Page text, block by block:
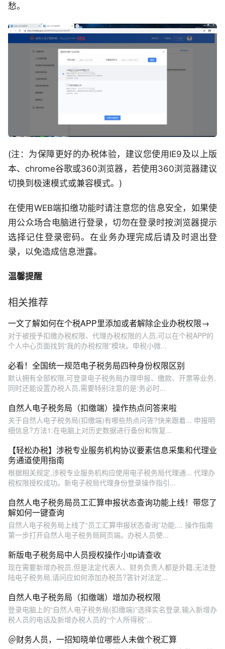
愁。
(注：为保障更好的办税体验，建议您使用IE9及以上版
本、chrome谷歌或360浏览器，若使用360浏览器建议
切换到极速模式或兼容模式。)
在使用WEB端扣缴功能时请注意您的信息安全，如果使
用公众场合电脑进行登录，切勿在登录时按浏览器提示
选择记住登录密码。在业务办理完成后请及时退出登
录，以免造成信息泄露。
温馨提醒
相关推荐
一文了解如何在个税APP里添加或者解除企业办税权限→
对于被授予扣缴办税权限、代理办税权限的人员,可以在个税APP的
个人中心页面找到“我的办税权限”模块。申税小微...
必看！全国统一规范电子税务局四种身份权限区别
默认拥有全部权限,可登录电子税务局办理申报、缴款、开票等业务,
同时还能设置办税人员,需要特别注意的是:务必时...
自然人电子税务局（扣缴端）操作热点问答来啦
关于自然人电子税务局(扣缴端)有哪些热点问答?快来跟着... 申报明
细信息?方法1:在电脑上对历史数据进行备份和恢复...
【轻松办税】涉税专业服务机构协议要素信息采集和代理业
务通道使用指南
根据相关规定,涉税专业服务机构应使用电子税务局代理通... 代理办
税权限授权成功。新电子税局代理身份登录操作指引...
自然人电子税务局员工汇算申报状态查询功能上线！带您了
解如何一键查询
自然人电子税务局上线了“员工汇算申报状态查询”功能,... 操作指南
第一步打开自然人电子税务局网页端。办税人员使...
新版电子税务局中人员授权操作小tip请查收
现在需要新增办税员,但是法定代表人、财务负责人都是外籍,无法登
陆电子税务局,请问应如何添加办税员?答针对法定...
自然人电子税务局（扣缴端）增加办税权限
登录电脑上的“自然人电子税务局(扣缴端)”选择实名登录,输入新增办
税人员的电话及新增办税人员的“个人所得税”...
＠财务人员，一招知晓单位哪些人未做个税汇算